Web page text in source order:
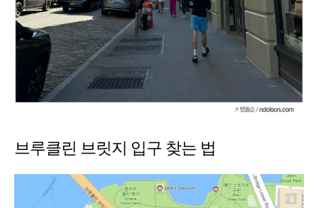
브루클린 브릿지 입구 찾는 법